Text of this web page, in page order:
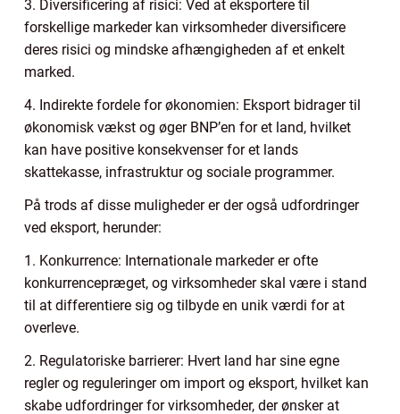
3. Diversificering af risici: Ved at eksportere til
forskellige markeder kan virksomheder diversificere
deres risici og mindske afhængigheden af et enkelt
marked.
4. Indirekte fordele for økonomien: Eksport bidrager til
økonomisk vækst og øger BNP’en for et land, hvilket
kan have positive konsekvenser for et lands
skattekasse, infrastruktur og sociale programmer.
På trods af disse muligheder er der også udfordringer
ved eksport, herunder:
1. Konkurrence: Internationale markeder er ofte
konkurrencepræget, og virksomheder skal være i stand
til at differentiere sig og tilbyde en unik værdi for at
overleve.
2. Regulatoriske barrierer: Hvert land har sine egne
regler og reguleringer om import og eksport, hvilket kan
skabe udfordringer for virksomheder, der ønsker at